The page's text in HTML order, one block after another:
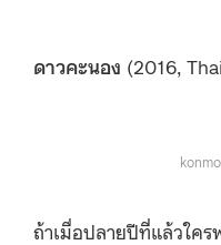
ดาวคะนอง (2016,
ถ้าเมื่อปลายปีที่แล้วใค